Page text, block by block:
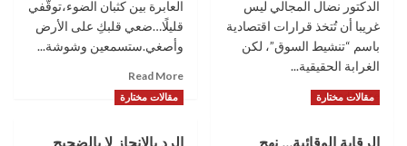
الدكتور نضال المجالي ليس
غريبا أن تُتخذ قرارات اقتصادية
باسم “تنشيط السوق”، لكن
الغرابة الحقيقية...
Read More
Read
العابرة بين كثبان الضوء،توقّفي
قليلًا…ضعي قلبكِ على الأرض
وأصغي.ستسمعين وشوشة...
Read More
more
about
ربيع
مقالات مختارة
الرقابة الوقائية… نهج
مقالات مختارة
الرد بالانجاز لا بالضجيج